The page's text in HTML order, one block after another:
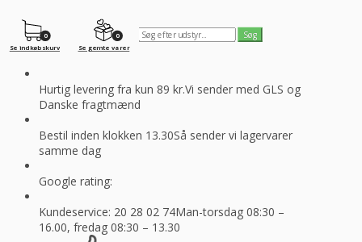
0
Se gemte varer
0
Se indkøbskurv
Hurtig levering fra kun 89 kr.Vi sender med GLS og
Danske fragtmænd
Bestil inden klokken 13.30Så sender vi lagervarer
samme dag
Google rating:
Kundeservice: 20 28 02 74Man-torsdag 08:30 –
16.00, fredag 08:30 – 13.30